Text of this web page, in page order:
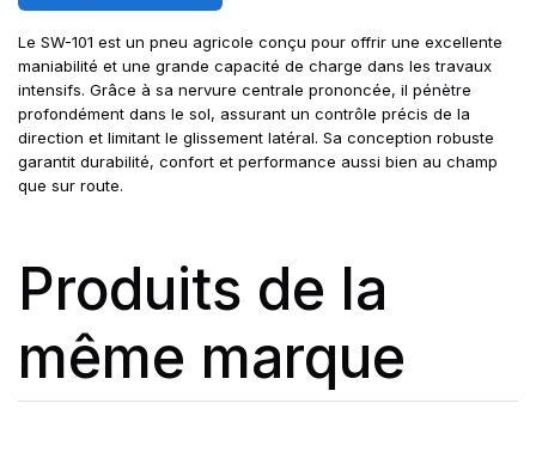
Le SW-101 est un pneu agricole conçu pour offrir une excellente
maniabilité et une grande capacité de charge dans les travaux
intensifs. Grâce à sa nervure centrale prononcée, il pénètre
profondément dans le sol, assurant un contrôle précis de la
direction et limitant le glissement latéral. Sa conception robuste
garantit durabilité, confort et performance aussi bien au champ
que sur route.
Produits de la
même marque